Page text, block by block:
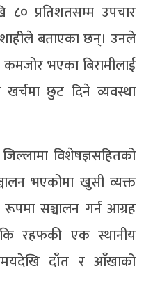
प्रतिशतसम्म उपचार
बताएका छन्। उनले
भएका बिरामीलाई
खर्चमा छुट दिने व्यवस्था
विशेषज्ञसहितको
भएकोमा खुसी व्यक्त
रूपमा सञ्चालन गर्न आग्रह
रहफकी एक स्थानीय
दाँत र आँखाको